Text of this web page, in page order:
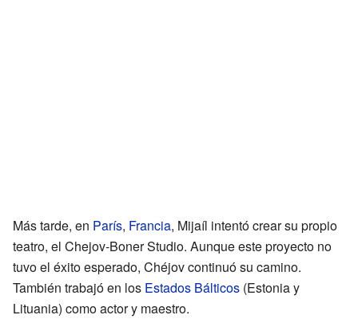
Más tarde, en París, Francia, Mijaíl intentó crear su propio
teatro, el Chejov-Boner Studio. Aunque este proyecto no
tuvo el éxito esperado, Chéjov continuó su camino.
También trabajó en los Estados Bálticos (Estonia y
Lituania) como actor y maestro.